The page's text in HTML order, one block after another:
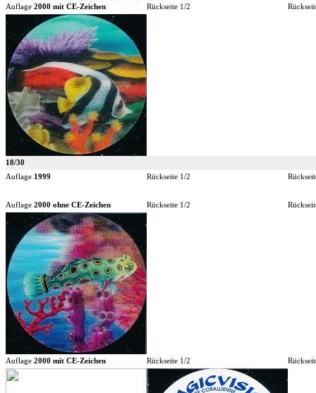
Auflage 2000 mit CE-Zeichen Rückseite 1/2
18/30
Auflage 1999 Rückseite 1/2
Auflage 2000 ohne CE-Zeichen Rückseite 1/2
Auflage 2000 mit CE-Zeichen Rückseite 1/2